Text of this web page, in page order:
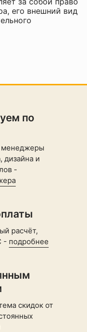
его внешний вид
по
менеджеры
дизайна и
-
расчёт,
- подробнее
скидок от